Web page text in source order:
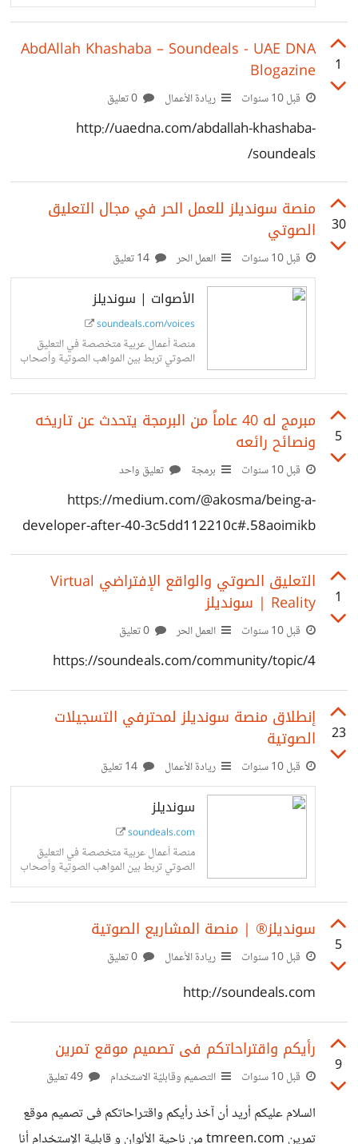
1
AbdAllah Khashaba – Soundeals - UAE DNA
Blogazine
قبل 10 سنوات ريادة الأعمال
http://uaedna.com/abdallah-khashaba-
soundeals/
30
منصة سونديلز للعمل الحر في مجال التعليق
الصوتي
قبل 10 سنوات العمل الحر
الأصوات | سونديلز
soundeals.com/voices
منصة أعمال عربية متخصصة في التعليق
الصوتي تربط بين المواهب الصوتية وأصحاب
المشاريع كالكتب الصوتية، الإعلانات،
5
مبرمج له 40 عاماً من البرمجة يتحدث عن تاريخه
ونصائح رائعه
قبل 10 سنوات برمجة تعليق واحد
https://medium.com/@akosma/being-a-
developer-after-40-3c5dd112210c#.58aoimikb
1
التعليق الصوتي والواقع الإفتراضي Virtual
Reality | سونديلز
قبل 10 سنوات العمل الحر
https://soundeals.com/community/topic/4
23
إنطلاق منصة سونديلز لمحترفي التسجيلات
الصوتية
قبل 10 سنوات ريادة الأعمال
سونديلز
soundeals.com
منصة أعمال عربية متخصصة في التعليق
الصوتي تربط بين المواهب الصوتية وأصحاب
المشاريع كالكتب الصوتية، الإعلانات،
5
سونديلز® | منصة المشاريع الصوتية
قبل 10 سنوات ريادة الأعمال
http://soundeals.com
9
رأيكم واقتراحاتكم فى تصميم موقع تمرين
قبل 10 سنوات التصميم وقابليّة الاستخدام
السلام عليكم أريد أن آخذ رأيكم واقتراحاتكم فى تصميم موقع
تمرين tmreen.com من ناحية الألوان و قابلية الإستخدام أنا